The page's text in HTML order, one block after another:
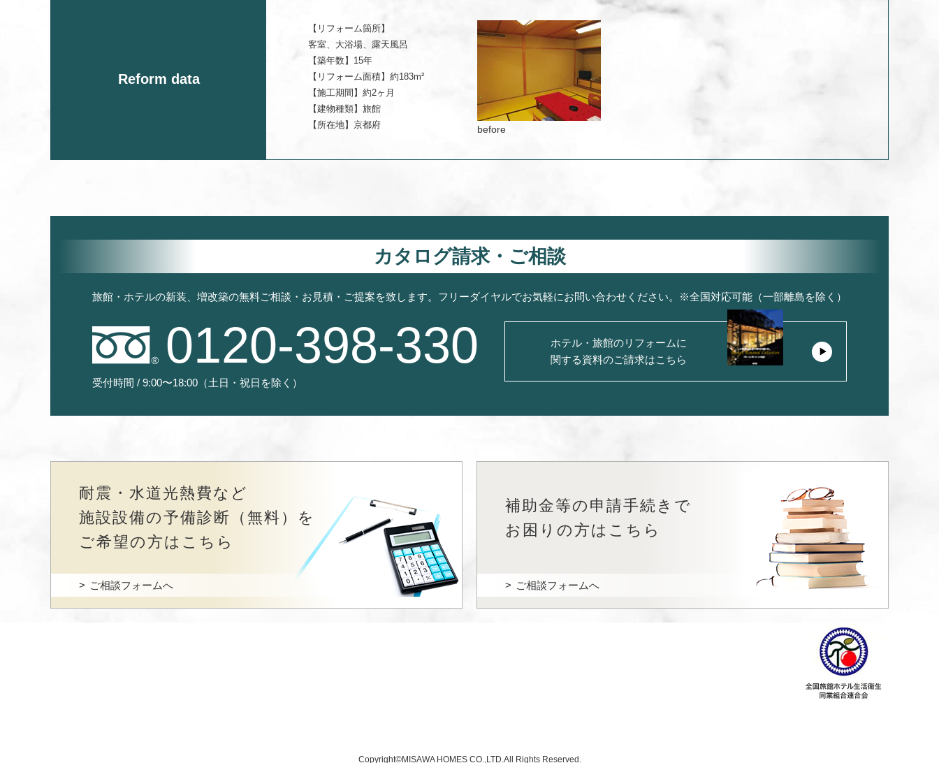
Reform data
【リフォーム箇所】
客室、大浴場、露天風呂
【築年数】 15年
【リフォーム面積】 約183m²
【施工期間】 約2ヶ月
【建物種類】 旅館
【所在地】 京都府
カタログ請求・ご相談
旅館・ホテルの新装、増改築の無料ご相談・お見積・ご提案を致します。フリーダイヤルでお気軽にお問い合わせください。※全国対応可能（一部離島を除く）
0120-398-330
受付時間 / 9:00〜18:00（土日・祝日を除く）
ホテル・旅館のリフォームに
関する資料のご請求はこちら
耐震・水道光熱費など
施設設備の予備診断（無料）を
ご希望の方はこちら
ご相談フォームへ
補助金等の申請手続きで
お困りの方はこちら
ご相談フォームへ
Copyright©MISAWA HOMES CO.,LTD.All Rights Reserved.